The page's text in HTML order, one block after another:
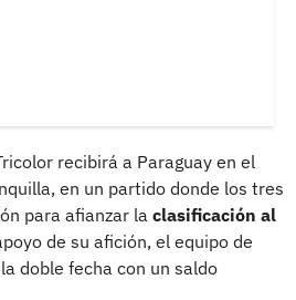
recibirá a Paraguay en el
en un partido donde los tres
para afianzar la clasificación al
de su afición, el equipo de
doble fecha con un saldo